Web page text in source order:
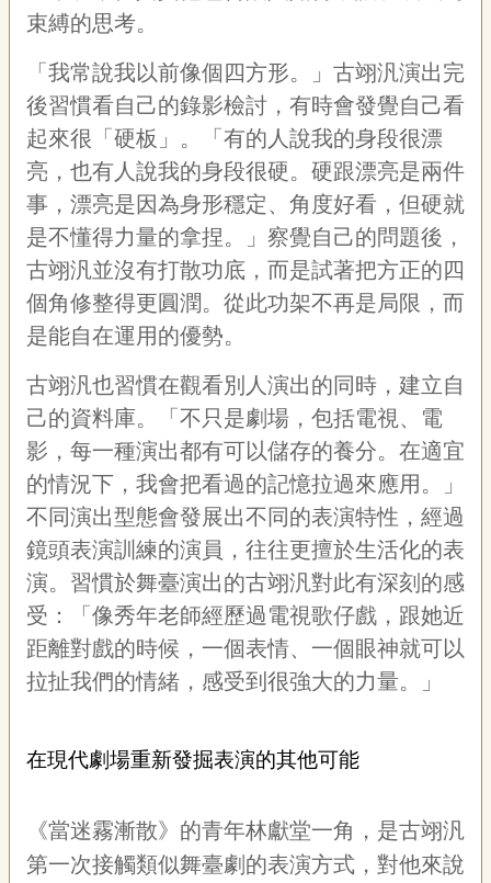
束縛的思考。
「我常說我以前像個四方形。」古翊汎演出完
後習慣看自己的錄影檢討，有時會發覺自己看
起來很「硬板」。「有的人說我的身段很漂
亮，也有人說我的身段很硬。硬跟漂亮是兩件
事，漂亮是因為身形穩定、角度好看，但硬就
是不懂得力量的拿捏。」察覺自己的問題後，
古翊汎並沒有打散功底，而是試著把方正的四
個角修整得更圓潤。從此功架不再是局限，而
是能自在運用的優勢。
古翊汎也習慣在觀看別人演出的同時，建立自
己的資料庫。「不只是劇場，包括電視、電
影，每一種演出都有可以儲存的養分。在適宜
的情況下，我會把看過的記憶拉過來應用。」
不同演出型態會發展出不同的表演特性，經過
鏡頭表演訓練的演員，往往更擅於生活化的表
演。習慣於舞臺演出的古翊汎對此有深刻的感
受：「像秀年老師經歷過電視歌仔戲，跟她近
距離對戲的時候，一個表情、一個眼神就可以
拉扯我們的情緒，感受到很強大的力量。」
在現代劇場重新發掘表演的其他可能
《當迷霧漸散》的青年林獻堂一角，是古翊汎
第一次接觸類似舞臺劇的表演方式，對他來說